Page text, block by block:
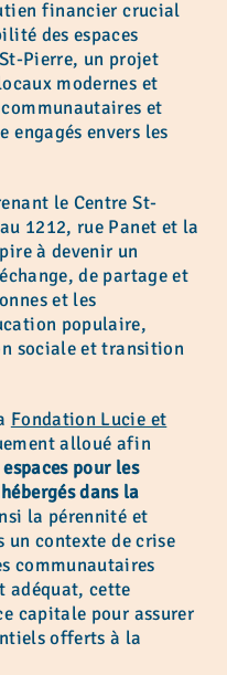
financier crucial
des espaces
Pierre, un projet
modernes et
et
engagés envers les
le Centre St-
1212, rue Panet et la
à devenir un
de partage et
et les
populaire,
sociale et transition
Fondation Lucie et
alloué afin
pour les
dans la
la pérennité et
un contexte de crise
communautaires
adéquat, cette
capitale pour assurer
offerts à la